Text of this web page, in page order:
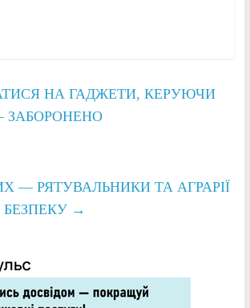
НА ГАДЖЕТИ, КЕРУЮЧИ
ЗАБОРОНЕНО
— РЯТУВАЛЬНИКИ ТА АГРАРІЇ
→